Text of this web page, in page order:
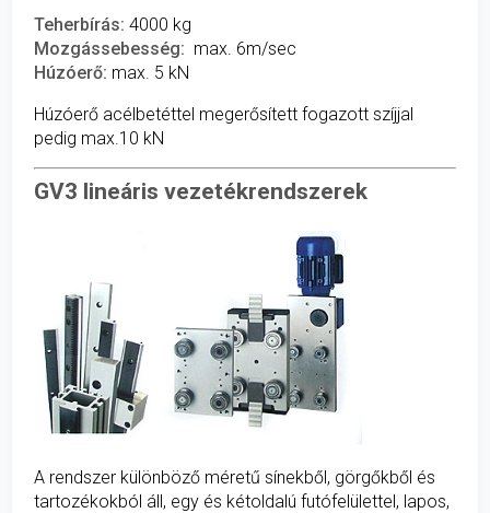
Teherbírás: 4000 kg
Mozgássebesség: max. 6m/sec
Húzóerő: max. 5 kN
Húzóerő acélbetéttel megerősített fogazott szíjjal
pedig max.10 kN
GV3 lineáris vezetékrendszerek
A rendszer különböző méretű sínekből, görgőkből és
tartozékokból áll, egy és kétoldalú futófelülettel, lapos,